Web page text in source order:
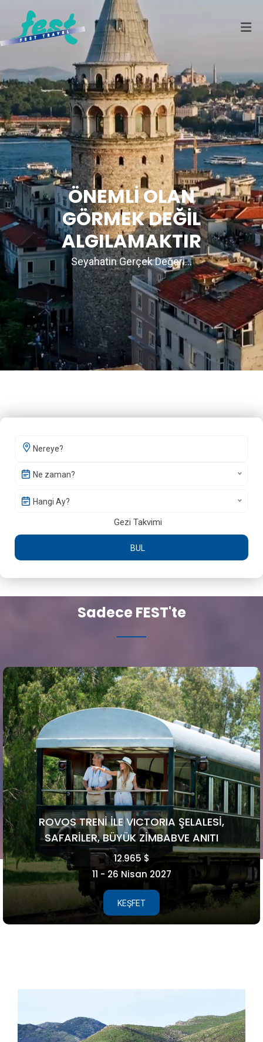
ÖNEMLİ OLAN
GÖRMEK DEĞİL
ALGILAMAKTIR
Seyahatin Gerçek Değeri...
Ne zaman?
Hangi Ay?
Gezi Takvimi
BUL
Sadece FEST'te
ROVOS TRENİ İLE VICTORIA ŞELALESİ,
SAFARİLER, BÜYÜK ZİMBABVE ANITI
12.965 $
11 - 26 Nisan 2027
KEŞFET